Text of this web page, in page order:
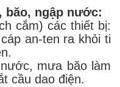
băo, ngập nước:
các thiết bị:
an-ten ra khỏi ti
mưa băo làm
cầu dao điện.